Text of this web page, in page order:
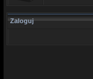
Zaloguj